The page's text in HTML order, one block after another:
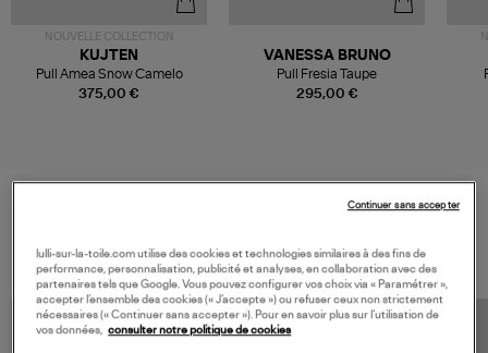
NOUVELLE COLLECTION
375,00 €
KUJTEN
Pull Amea Snow Camelo
295,00 €
VANESSA BRUNO
Pull Fresia Taupe
lulli-sur-la-toile.com utilise des cookies et technologies similaires à des fins de
performance, personnalisation, publicité et analyses, en collaboration avec des
partenaires tels que Google. Vous pouvez configurer vos choix via « Paramétrer »,
accepter l’ensemble des cookies (« J’accepte ») ou refuser ceux non strictement
nécessaires (« Continuer sans accepter »). Pour en savoir plus sur l’utilisation de
vos données, consulter notre politique de cookies
Continuer sans accepter